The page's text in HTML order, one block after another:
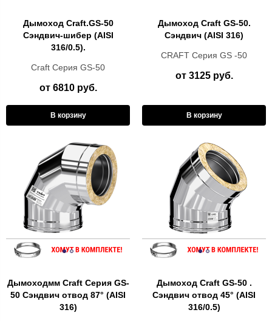
Дымоход Craft.GS-50
Сэндвич-шибер (AISI
316/0.5).
Craft Cерия GS-50
от 6810 руб.
В корзину
Дымоход Craft GS-50.
Сэндвич (AISI 316)
CRAFT Серия GS -50
от 3125 руб.
В корзину
Дымоходмм Craft Cерия GS-
50 Сэндвич отвод 87° (AISI
316)
Дымоход Craft GS-50 .
Сэндвич отвод 45° (AISI
316/0.5)